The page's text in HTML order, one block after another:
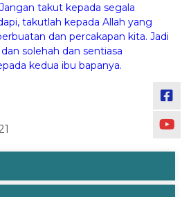
takut kepada segala
takutlah kepada Allah yang
dan percakapan kita. Jadi
solehah dan sentiasa
kedua ibu bapanya.